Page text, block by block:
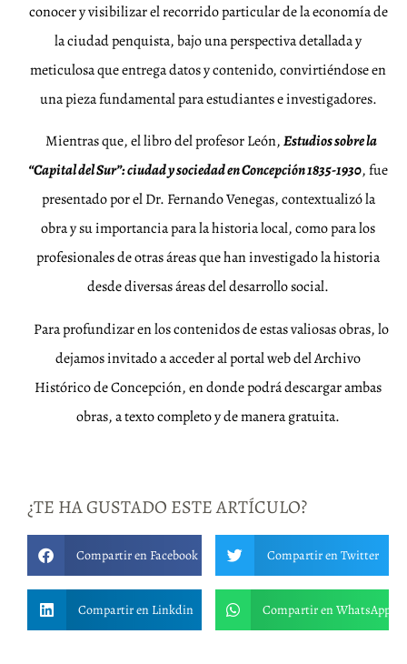
conocer y visibilizar el recorrido particular de la economía de
la ciudad penquista, bajo una perspectiva detallada y
meticulosa que entrega datos y contenido, convirtiéndose en
una pieza fundamental para estudiantes e investigadores.
Mientras que, el libro del profesor León,Estudios sobre la
“Capital del Sur”: ciudad y sociedad en Concepción 1835-1930, fue
presentado por el Dr. Fernando Venegas, contextualizó la
obra y su importancia para la historia local, como para los
profesionales de otras áreas que han investigado la historia
desde diversas áreas del desarrollo social.
Para profundizar en los contenidos de estas valiosas obras, lo
dejamos invitado a acceder al portal web del Archivo
Histórico de Concepción, en donde podrá descargar ambas
obras, a texto completo y de manera gratuita.
¿TE HA GUSTADO ESTE ARTÍCULO?
Compartir en Facebook Compartir en Twitter
Compartir en Linkdin Compartir en WhatsApp